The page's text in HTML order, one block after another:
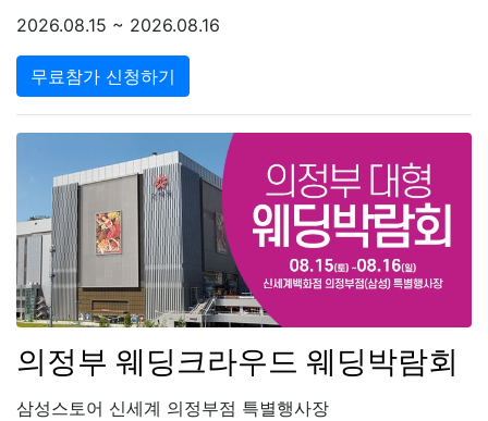
2026.08.15 ~ 2026.08.16
무료참가 신청하기
의정부 웨딩크라우드 웨딩박람회
삼성스토어 신세계 의정부점 특별행사장